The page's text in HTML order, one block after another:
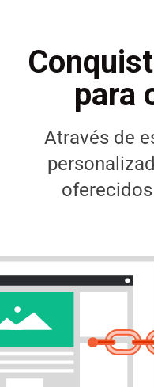
para
Através de
oferecidos